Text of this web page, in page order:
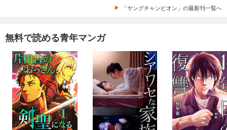
「ヤングチャンピオン」の最新刊一覧へ
無料で読める青年マンガ